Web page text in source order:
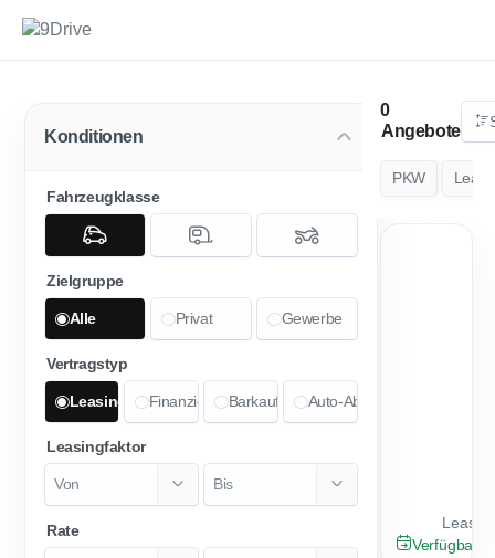
Konditionen
Fahrzeugklasse
Zielgruppe
Alle Privat Gewerbe
Vertragstyp
Leasing FinanzierungBarkauf Auto-Abo
Leasingfaktor
Rate
Angebote
PKW
NEU
Verfügbar